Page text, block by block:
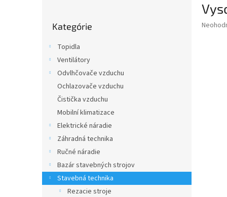
kategórie
Kategórie
Topidla
Ventilátory
Odvlhčovače vzduchu
Ochlazovače vzduchu
Čistička vzduchu
Mobilní klimatizace
Elektrické náradie
Záhradná technika
Ručné náradie
Bazár stavebných strojov
Stavebná technika
Rezacie stroje